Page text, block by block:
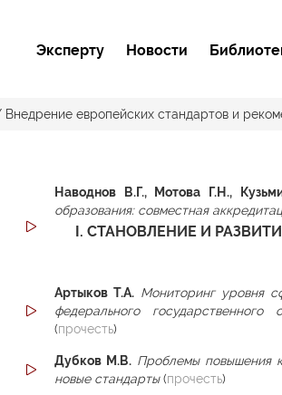
Эксперту Новости
Внедрение европейских стандартов и
Наводнов В.Г., Мотова Г.Н.,
образования: совместная
I. СТАНОВЛЕНИЕ И
Артыков Т.А. Мониторинг уровня
федерального
(прочесть)
Дубков М.В. Проблемы повышения
новые стандарты(прочесть)